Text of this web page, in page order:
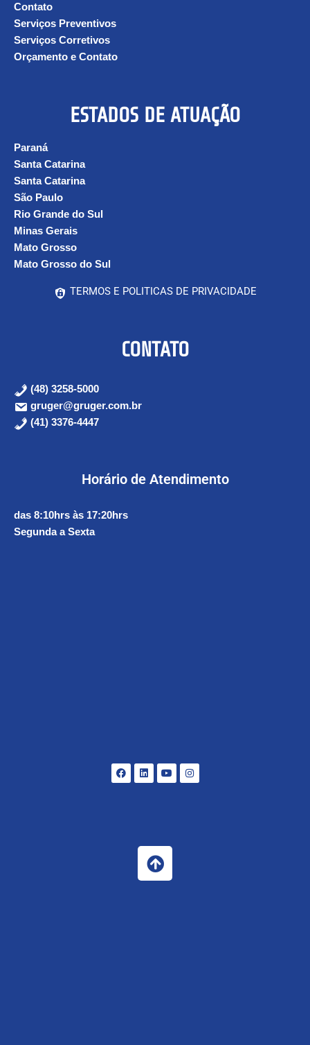
Contato
Serviços Preventivos
Serviços Corretivos
Orçamento e Contato
ESTADOS DE ATUAÇÃO
Paraná
Santa Catarina
Santa Catarina
São Paulo
Rio Grande do Sul
Minas Gerais
Mato Grosso
Mato Grosso do Sul
TERMOS E POLITICAS DE PRIVACIDADE
CONTATO
(48) 3258-5000
gruger@gruger.com.br
(41) 3376-4447
Horário de Atendimento
das 8:10hrs às 17:20hrs
Segunda a Sexta